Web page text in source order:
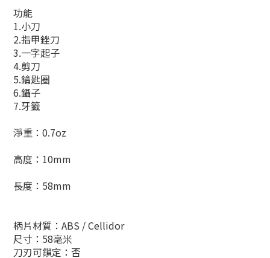
功能
1.小刀
2.指甲銼刀
3.一字起子
4.剪刀
5.鑰匙圈
6.鑷子
7.牙籤
淨重：0.7oz
高度：10mm
長度：58mm
柄片材質：ABS / Cellidor
尺寸：58毫米
刀刃可鎖定：否